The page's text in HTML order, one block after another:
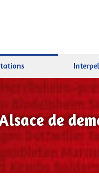
de